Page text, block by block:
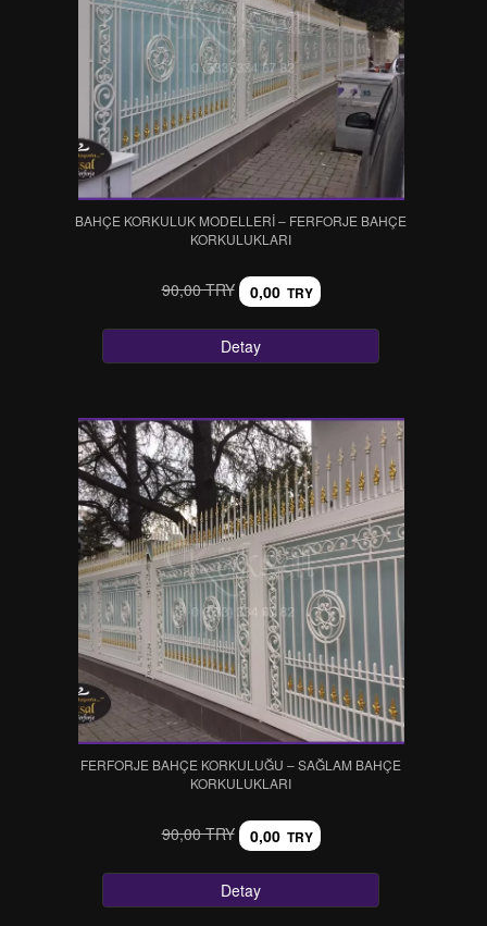
BAHÇE KORKULUK MODELLERİ – FERFORJE BAHÇE
KORKULUKLARI
90,00 TRY 0,00 TRY
Detay
FERFORJE BAHÇE KORKULUĞU – SAĞLAM BAHÇE
KORKULUKLARI
90,00 TRY 0,00 TRY
Detay